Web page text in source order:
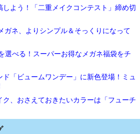
しよう！「二重メイクコンテスト」締め切
ガネ、よりシンプル＆そっくりになって
選べる！スーパーお得なメガネ福袋をチ
ド「ビュームワンデー」に新色登場！ミュ
ク、おさえておきたいカラーは「フューチ